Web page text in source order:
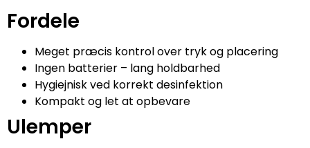
Fordele
Meget præcis kontrol over tryk og placering
Ingen batterier – lang holdbarhed
Hygiejnisk ved korrekt desinfektion
Kompakt og let at opbevare
Ulemper